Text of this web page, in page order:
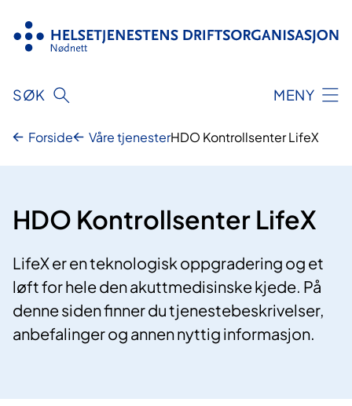
innhold
SØK MENY
Forside Våre tjenesterHDO Kontrollsenter LifeX
HDO Kontrollsenter LifeX
LifeX er en teknologisk oppgradering og et
løft for hele den akuttmedisinske kjede. På
denne siden finner du tjenestebeskrivelser,
anbefalinger og annen nyttig informasjon.